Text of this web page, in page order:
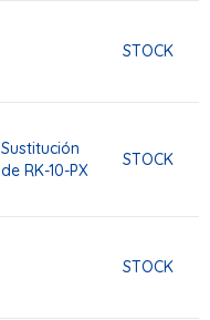
STOCK
Sustitución
de RK-10-PX
STOCK
STOCK